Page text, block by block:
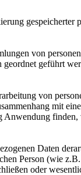
von
geführt
von
mit
Daten
Person (wie
oder